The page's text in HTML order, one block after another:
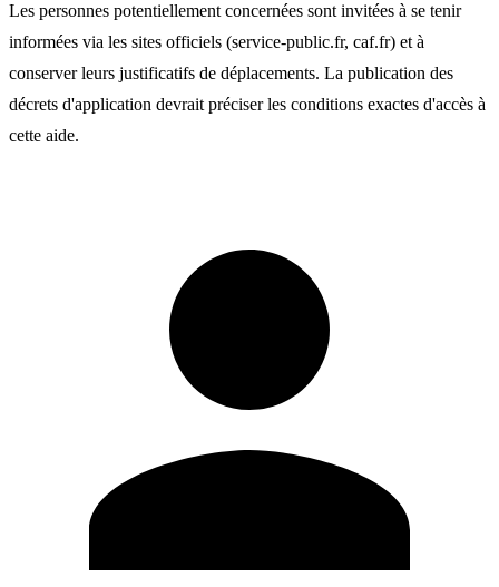
Les personnes potentiellement concernées sont invitées à se tenir
informées via les sites officiels (service-public.fr, caf.fr) et à
conserver leurs justificatifs de déplacements. La publication des
décrets d'application devrait préciser les conditions exactes d'accès à
cette aide.